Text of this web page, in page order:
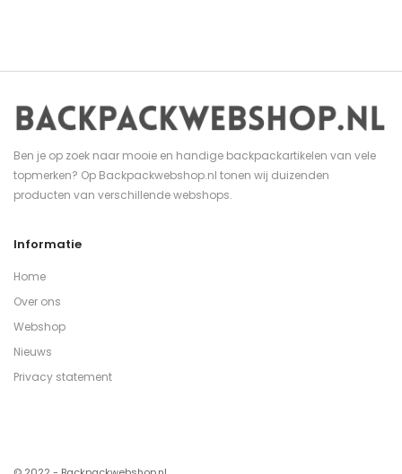
Ben je op zoek naar mooie en handige backpackartikelen van vele
topmerken? Op Backpackwebshop.nl tonen wij duizenden
producten van verschillende webshops.
Informatie
Home
Over ons
Webshop
Nieuws
Privacy statement